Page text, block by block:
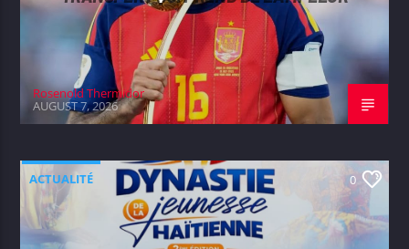
Rosenold Thermidor
AUGUST 7, 2026
ACTUALITÉ 0